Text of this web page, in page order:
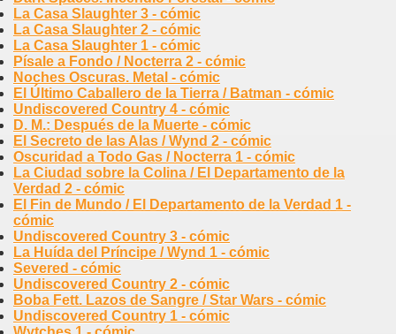
La Casa Slaughter 3 - cómic
La Casa Slaughter 2 - cómic
La Casa Slaughter 1 - cómic
Písale a Fondo / Nocterra 2 - cómic
Noches Oscuras. Metal - cómic
El Último Caballero de la Tierra / Batman - cómic
Undiscovered Country 4 - cómic
D. M.: Después de la Muerte - cómic
El Secreto de las Alas / Wynd 2 - cómic
Oscuridad a Todo Gas / Nocterra 1 - cómic
La Ciudad sobre la Colina / El Departamento de la
Verdad 2 - cómic
El Fin de Mundo / El Departamento de la Verdad 1 -
cómic
Undiscovered Country 3 - cómic
La Huída del Príncipe / Wynd 1 - cómic
Severed - cómic
Undiscovered Country 2 - cómic
Boba Fett. Lazos de Sangre / Star Wars - cómic
Undiscovered Country 1 - cómic